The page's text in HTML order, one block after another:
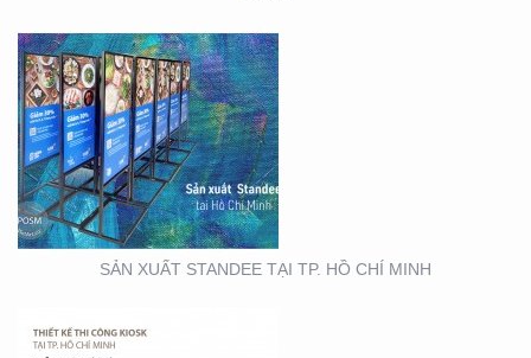
SẢN XUẤT STANDEE TẠI TP. HỒ CHÍ MINH
THIẾT KẾ THI CÔNG
KIOSK TẠI TP. HỒ CHÍ
MINH